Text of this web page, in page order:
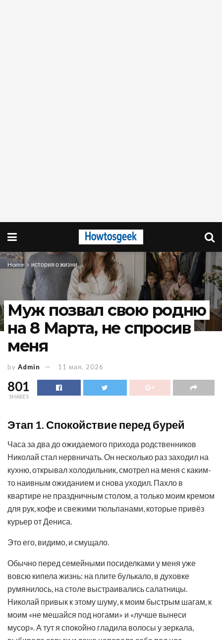
Home история о жизни
Муж позвал свою родню
на 8 Марта, не спросив
меня
by Admin 11 мая, 2026
801
SHARES
Этап 1. Спокойствие перед бурей
Часа за два до ожидаемого прихода родственников
Николай стал нервничать. Он несколько раз заходил на
кухню, открывал холодильник, смотрел на меня с каким-
то наивным ожиданием и снова уходил. Пахло в
квартире не праздничным столом, а только моим кремом
для рук, кофе и свежими тюльпанами, которые привёз
курьер от Дениса.
Это его, видимо, и смущало.
Обычно перед семейными посиделками у меня уже
вовсю кипела жизнь: на плите булькало, в духовке
румянилось, на столе выстраивались салатницы.
Николай привык к этому шуму, к моим быстрым шагам, к
моим «не мешайся под ногами» и «лучше вынеси
мусор». А тут я спокойно гладила волосы у зеркала,